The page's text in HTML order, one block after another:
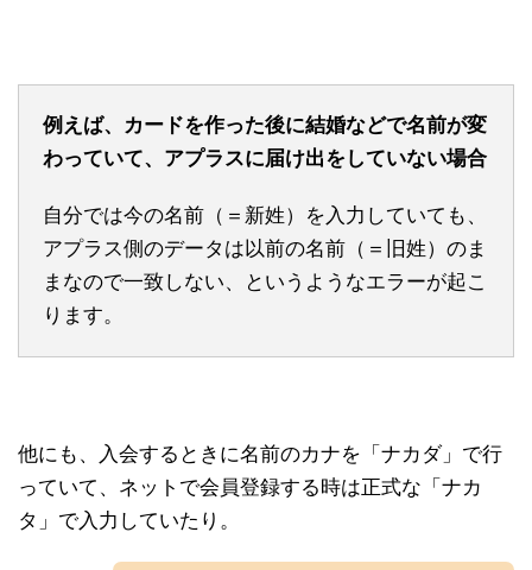
例えば、カードを作った後に結婚などで名前が変
わっていて、アプラスに届け出をしていない場合
自分では今の名前（＝新姓）を入力していても、
アプラス側のデータは以前の名前（＝旧姓）のま
まなので一致しない、というようなエラーが起こ
ります。
他にも、入会するときに名前のカナを「ナカダ」で行
っていて、ネットで会員登録する時は正式な「ナカ
タ」で入力していたり。